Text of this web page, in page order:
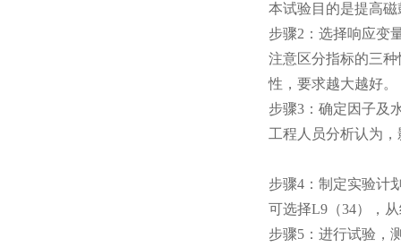
本试验目的是提高
步骤2：选择响应变
注意区分指标的三
性，要求越大越好。
步骤3：确定因子及
工程人员分析认为
步骤4：制定实验计
可选择L9（34），
步骤5：进行试验，